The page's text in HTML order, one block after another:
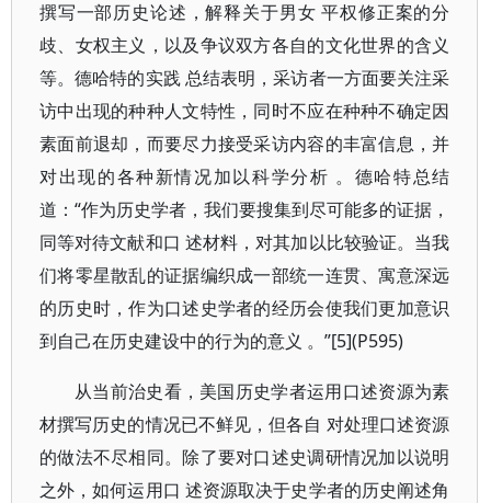
撰写一部历史论述，解释关于男女 平权修正案的分
歧、女权主义，以及争议双方各自的文化世界的含义
等。德哈特的实践 总结表明，采访者一方面要关注采
访中出现的种种人文特性，同时不应在种种不确定因
素面前退却，而要尽力接受采访内容的丰富信息，并
对出现的各种新情况加以科学分析 。德哈特总结
道：“作为历史学者，我们要搜集到尽可能多的证据，
同等对待文献和口 述材料，对其加以比较验证。当我
们将零星散乱的证据编织成一部统一连贯、寓意深远
的历史时，作为口述史学者的经历会使我们更加意识
到自己在历史建设中的行为的意义 。”[5](P595)
从当前治史看，美国历史学者运用口述资源为素
材撰写历史的情况已不鲜见，但各自 对处理口述资源
的做法不尽相同。除了要对口述史调研情况加以说明
之外，如何运用口 述资源取决于史学者的历史阐述角